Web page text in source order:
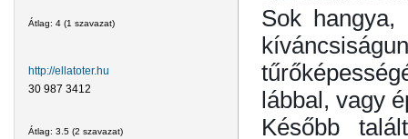
Átlag: 4 (1 szavazat)
http://ellatoter.hu
30 987 3412
Átlag: 3.5 (2 szavazat)
Sok
lábbal, vagy
Később